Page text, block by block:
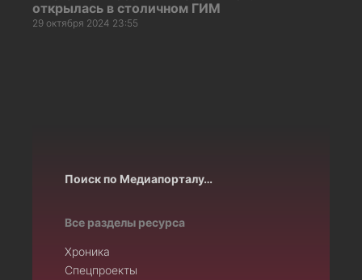
открылась в столичном ГИМ
29 октября 2024 23:55
Поиск по Медиапорталу…
Все разделы ресурса
Хроника
Спецпроекты